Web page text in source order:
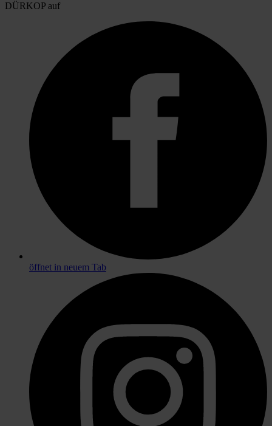
DÜRKOP auf
öffnet in neuem Tab